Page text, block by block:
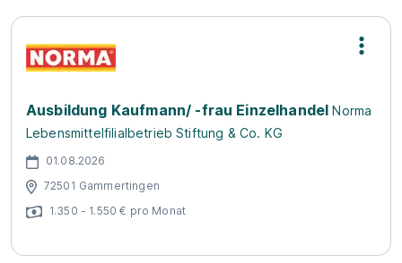
Ausbildung Kaufmann/ -frau Einzelhandel Norma
Lebensmittelfilialbetrieb Stiftung & Co. KG
01.08.2026
72501 Gammertingen
1.350 - 1.550 € pro Monat